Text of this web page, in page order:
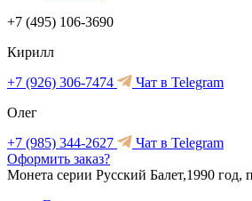
+7 (495) 106-3690
Кирилл
+7 (926) 306-7474
Чат в Telegram
Олег
+7 (985) 344-2627
Чат в Telegram
Оформить заказ?
Монета серии Русский Балет,1990 год,